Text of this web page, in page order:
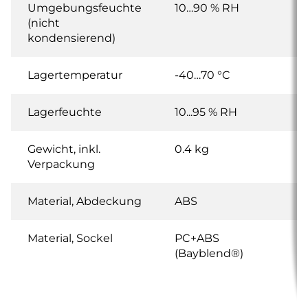
Umgebungsfeuchte
(nicht
kondensierend)
10…90 % RH
Lagertemperatur -40…70 °C
Lagerfeuchte 10...95 % RH
Gewicht, inkl.
Verpackung
0.4 kg
Material, Abdeckung ABS
Material, Sockel
PC+ABS
(Bayblend®)